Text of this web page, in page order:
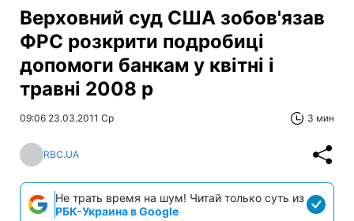
Верховний суд США зобов'язав
ФРС розкрити подробиці
допомоги банкам у квітні і
травні 2008 р
09:06 23.03.2011 Ср 3 мин
RBC.UA
Не трать время на шум! Читай только суть из
РБК-Украина в Google